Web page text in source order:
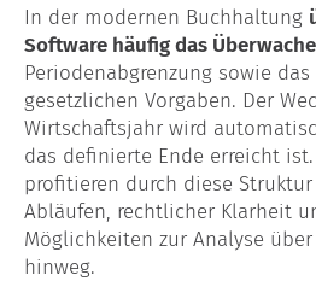
In der modernen Buchhaltung
Software häufig das
Periodenabgrenzung sowie
gesetzlichen Vorgaben. Der
Wirtschaftsjahr wird
das definierte Ende erreicht
profitieren durch diese
Abläufen, rechtlicher Klarheit
Möglichkeiten zur Analyse
hinweg.